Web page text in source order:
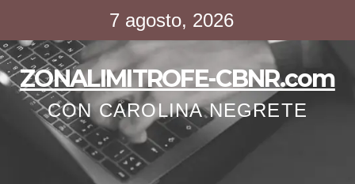
contenido
7 agosto, 2026
ZONALIMITROFE-CBNR.com
CON CAROLINA NEGRETE